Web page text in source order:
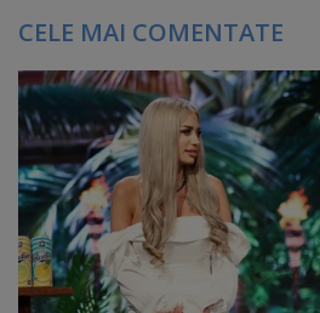
CELE MAI COMENTATE